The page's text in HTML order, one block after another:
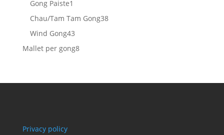
Gong Paiste1
prodotto
Chau/Tam Tam Gong3838
Wind Gong4343
prodotti
Mallet per gong88
Privacy policy